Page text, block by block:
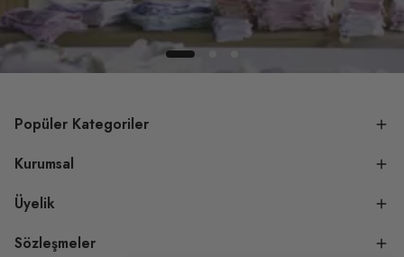
Popüler Kategoriler
Kurumsal
Üyelik
Sözleşmeler